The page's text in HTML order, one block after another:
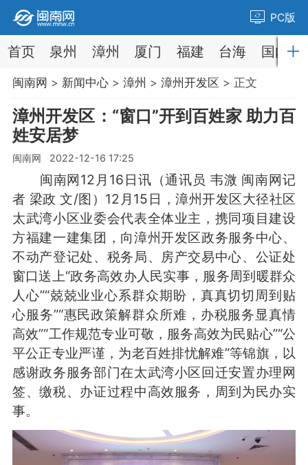
PC版
首页 泉州 漳州 厦门 福建 台海 国内
闽南网 > 新闻中心> 漳州 > 漳州开发区 > 正文
漳州开发区：“窗口”开到百姓家 助力百
姓安居梦
闽南网 2022-12-16 17:25
闽南网12月16日讯（通讯员 韦溦 闽南网记
者 梁政 文/图）12月15日，漳州开发区大径社区
太武湾小区业委会代表全体业主，携同项目建设
方福建一建集团，向漳州开发区政务服务中心、
不动产登记处、税务局、房产交易中心、公证处
窗口送上“政务高效办人民实事，服务周到暖群众
人心”“兢兢业业心系群众期盼，真真切切周到贴
心服务”“惠民政策解群众所难，办税服务显真情
高效”“工作规范专业可敬，服务高效为民贴心”“公
平公正专业严谨，为老百姓排忧解难”等锦旗，以
感谢政务服务部门在太武湾小区回迁安置办理网
签、缴税、办证过程中高效服务，周到为民办实
事。